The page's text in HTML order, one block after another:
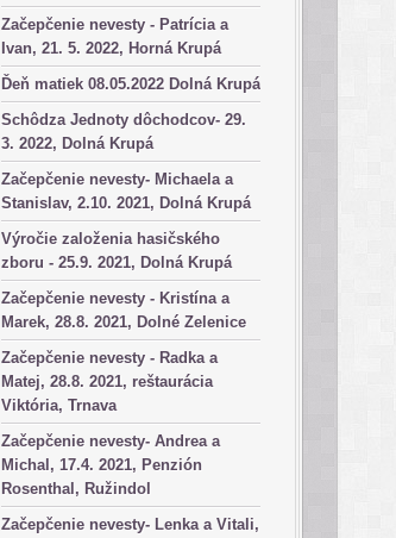
Začepčenie nevesty - Patrícia a
Ivan, 21. 5. 2022, Horná Krupá
Ďeň matiek 08.05.2022 Dolná Krupá
Schôdza Jednoty dôchodcov- 29.
3. 2022, Dolná Krupá
Začepčenie nevesty- Michaela a
Stanislav, 2.10. 2021, Dolná Krupá
Výročie založenia hasičského
zboru - 25.9. 2021, Dolná Krupá
Začepčenie nevesty - Kristína a
Marek, 28.8. 2021, Dolné Zelenice
Začepčenie nevesty - Radka a
Matej, 28.8. 2021, reštaurácia
Viktória, Trnava
Začepčenie nevesty- Andrea a
Michal, 17.4. 2021, Penzión
Rosenthal, Ružindol
Začepčenie nevesty- Lenka a Vitali,